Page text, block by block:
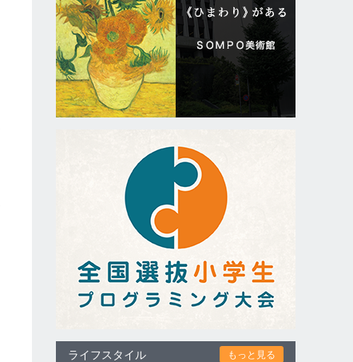
ライフスタイル もっと見る